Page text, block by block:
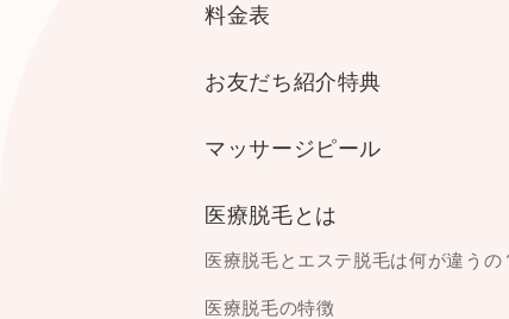
料金表
お友だち紹介特典
マッサージピール
医療脱毛とは
医療脱毛とエステ脱毛は何が違うの
医療脱毛の特徴